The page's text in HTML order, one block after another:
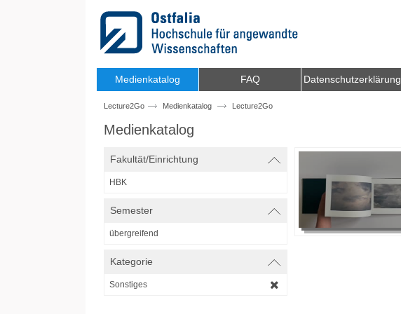
Medienkatalog FAQ Datenschutzerklärung
Lecture2Go Medienkatalog Lecture2Go
Medienkatalog
Fakultät/Einrichtung
HBK
Semester
übergreifend
Kategorie
Sonstiges